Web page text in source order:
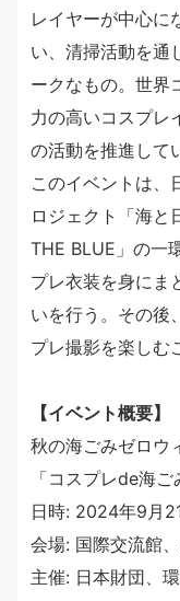
レイヤーが中心に
い、清掃活動を通
ークなもの。世界
力の高いコスプレ
の活動を推進して
このイベントは、
ロジェクト「海と
THE BLUE」の一
プレ衣装を身にま
いを行う。その後
プレ撮影を楽しむ
【イベント概要】
秋の海ごみゼロウ
「コスプレde海
日時: 2024年9月
会場: 国際交流館
主催: 日本財団、